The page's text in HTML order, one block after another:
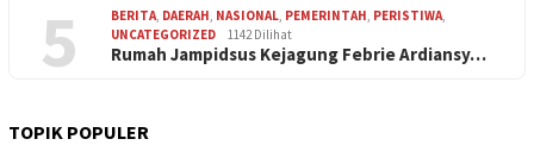
5 BERITA DAERAH NASIONAL PEMERINTAH PERISTIWA
UNCATEGORIZED
1142 Dilihat
Rumah Jampidsus Kejagung Febrie Ardiansy…
TOPIK POPULER